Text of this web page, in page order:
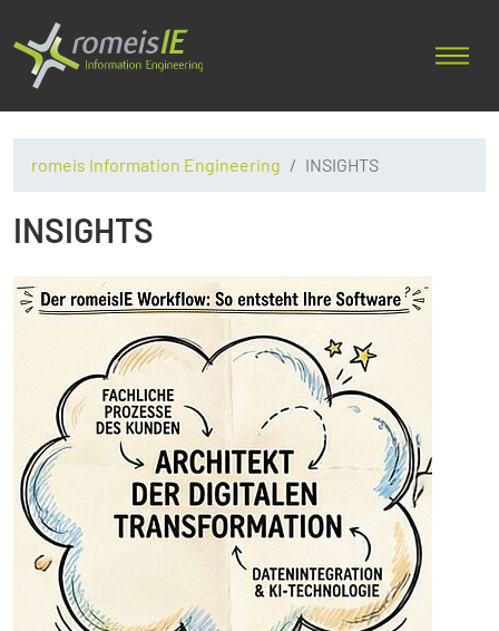
romeis Information Engineering INSIGHTS
INSIGHTS